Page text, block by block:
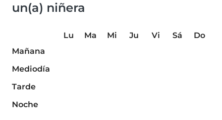
un(a) niñera
Lu Ma Mi Ju Vi Sá
Do
Mañana
Mediodía
Tarde
Noche